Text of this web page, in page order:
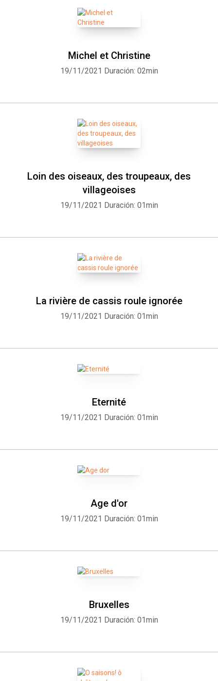
Michel et Christine
19/11/2021 Duración: 02min
Loin des oiseaux, des troupeaux, des
villageoises
19/11/2021 Duración: 01min
La rivière de cassis roule ignorée
19/11/2021 Duración: 01min
Eternité
19/11/2021 Duración: 01min
Age d'or
19/11/2021 Duración: 01min
Bruxelles
19/11/2021 Duración: 01min